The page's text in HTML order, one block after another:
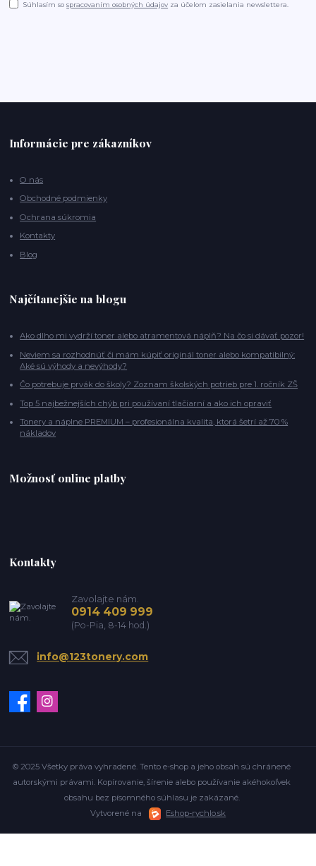
Súhlasím sospracovaním osobných údajov za účelom zasielania newslettera.
Informácie pre zákazníkov
O nás
Obchodné podmienky
Ochrana súkromia
Kontakty
Blog
Najčítanejšie na blogu
Ako dlho mi vydrží toner alebo atramentová náplň? Na čo si dávať pozor!
Neviem sa rozhodnúť či mám kúpiť originál toner alebo kompatibilný:
Aké sú výhody a nevýhody?
Čo potrebuje prvák do školy? Zoznam školských potrieb pre 1. ročník ZŠ
Top 5 najbežnejších chýb pri používaní tlačiarní a ako ich opraviť
Tonery a náplne PREMIUM – profesionálna kvalita, ktorá šetrí až 70 %
nákladov
Možnosť online platby
Kontakty
Zavolajte nám.
0914 409 999
(Po-Pia, 8-14 hod.)
info@123tonery.com
© 2025 Všetky práva vyhradené. Tento e-shop a jeho obsah sú chránené
autorskými právami. Kopírovanie, šírenie alebo používanie akéhokoľvek
obsahu bez písomného súhlasu je zakázané.
Vytvorené na
Eshop-rychlo.sk